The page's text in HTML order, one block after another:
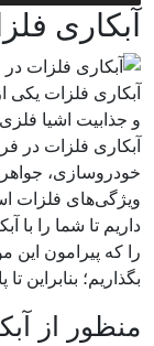
فلزات
یکی از
اشیا فلزی و یا
فلزات در
جواهرسازی،
فلزات استفاده
شما را با آبکاری
این موضوع
بنابراین تا پایان
از